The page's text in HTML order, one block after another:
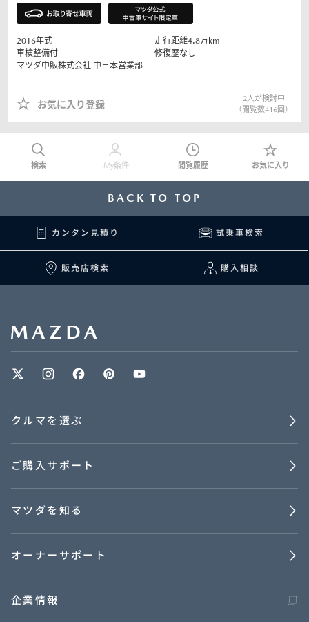
2016年式 走行距離4.8万km
車検整備付
修復歴なし
マツダ中販株式会社 中日本営業部
お気に入り登録
2人が検討中
（閲覧数416回）
検索 My条件 閲覧履歴 お気に入り
BACK TO TOP
カンタン見積り 試乗車検索
販売店検索 購入相談
クルマを選ぶ
ご購入サポート
マツダを知る
オーナーサポート
企業情報